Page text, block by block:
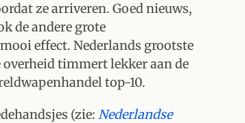
ze arriveren. Goed nieuws,
de andere grote
effect. Nederlands grootste
timmert lekker aan de
top-10.
(zie: Nederlandse